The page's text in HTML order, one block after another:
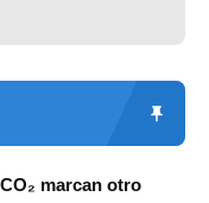
marcan otro